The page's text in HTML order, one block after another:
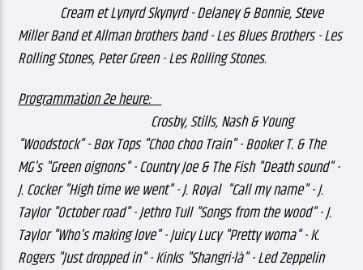
Cream et Lynyrd Skynyrd - Delaney & Bonnie, Steve
Miller Band et Allman brothers band - Les Blues Brothers - Les
Rolling Stones, Peter Green - Les Rolling Stones.
Programmation 2e heure:
Crosby, Stills, Nash & Young
"Woodstock" - Box Tops "Choo choo Train" - Booker T. & The
MG's "Green oignons" - Country Joe & The Fish "Death sound" -
J. Cocker "High time we went" - J. Royal "Call my name" - J.
Taylor "October road" - Jethro Tull "Songs from the wood" - J.
Taylor "Who's making love" - Juicy Lucy "Pretty woma" - K.
Rogers "Just dropped in" - Kinks "Shangri-là" - Led Zeppelin